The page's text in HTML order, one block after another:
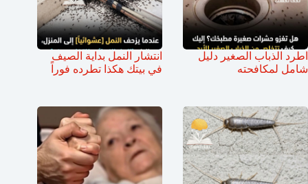
اطرد الذباب الصغير دليل
شامل لمكافحته
انتشار النمل بداية الصيف
في بيتك هكذا تطرده فوراً